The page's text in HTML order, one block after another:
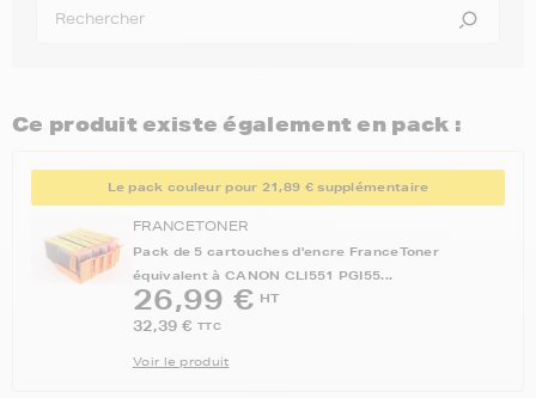
Ce produit existe également en pack :
Le pack couleur pour 21,89 € supplémentaire
FRANCETONER
Pack de 5 cartouches d'encre FranceToner
équivalent à CANON CLI551 PGI55...
26,99 € HT
32,39 € TTC
Voir le produit